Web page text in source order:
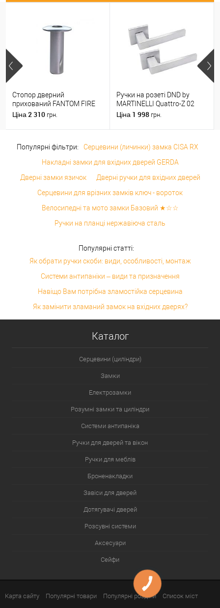
Стопор дверний
прихований FANTOM FIRE
магнітний хром матовий
Ціна 2 310 грн.
Ручки на розеті DND by
MARTINELLI Quattro-Z 02
ZCS матовий хром
Ціна 1 998 грн.
Популярні фільтри:
Серцевини (личинки) замка CISA RX
Накладні замки для вхідних дверей GERDA
Дверні замки язичок
Дверні ручки для вхідних дверей
Серцевини для врізних замків ключ - вороток
Велосипедні та мото замки Базовий ★☆☆
Ручки на планці нержавіюча сталь
Популярні статті:
Як обрати ручки скоби: види, особливості, монтаж
Системи антипаніки – види та призначення
Навіщо Вам потрібна зламостійка серцевина
Як замінити зламаний замок на вхідних дверях?
Каталог
Серцевини (циліндри)
Замки
Електрозамки
Розумні замки та циліндри
Системи антипаніка
Ручки для дверей та вікон
Ручки для меблів
Броненакладки
Завіси для дверей
Дотягувачі дверей
Розсувні системи
Аксесуари
Сейфи
Карта сайту Популярні товари Популярні розділи Список міст